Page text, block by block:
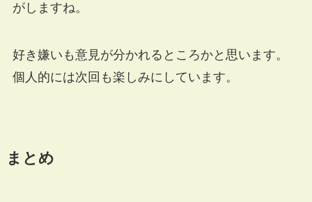
がしますね。
好き嫌いも意見が分かれるところかと思います。
個人的には次回も楽しみにしています。
まとめ